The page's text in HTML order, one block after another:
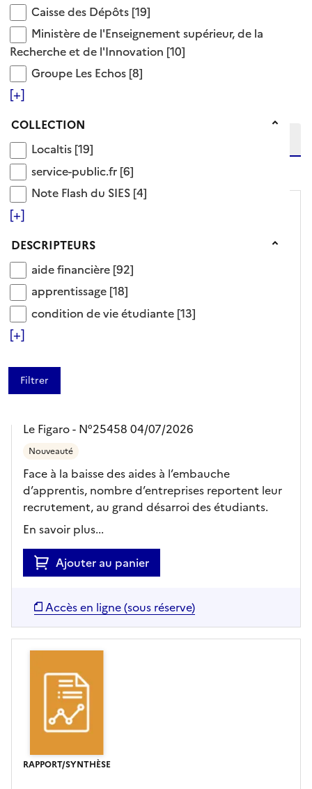
Caisse des Dépôts
Caisse des Dépôts [19]
Ministère de l'Enseignement supérieur, de la
Ministère de l'Enseignement supérieur, de la
Recherche et de l'Innovation [10]
Groupe Les Echos
Groupe Les Echos [8]
[+]
Collection
COLLECTION
Localtis
Localtis [19]
service-public.fr
service-public.fr [6]
Note Flash du SIES
Note Flash du SIES [4]
[+]
Descripteurs
DESCRIPTEURS
aide financière
aide financière [92]
apprentissage
apprentissage [18]
condition de vie étudiante
condition de vie étudiante [13]
[+]
allocation d'études prêt étudiant
92 Documents disponibles dans cette catégorie
Tris disponibles (Ouverture d'une modale)
Ajouter le résultat au panier
niveau(x) vers le bas
ARTICLE
de serrer la vis sur
l’apprentissage
Le Figaro - N°25458 04/07/2026
Nouveauté
Face à la baisse des aides à l’embauche
d’apprentis, nombre d’entreprises reportent leur
recrutement, au grand désarroi des étudiants.
En savoir plus...
Ajouter au panier
Accès en ligne (sous réserve)
RAPPORT/SYNTHÈSE